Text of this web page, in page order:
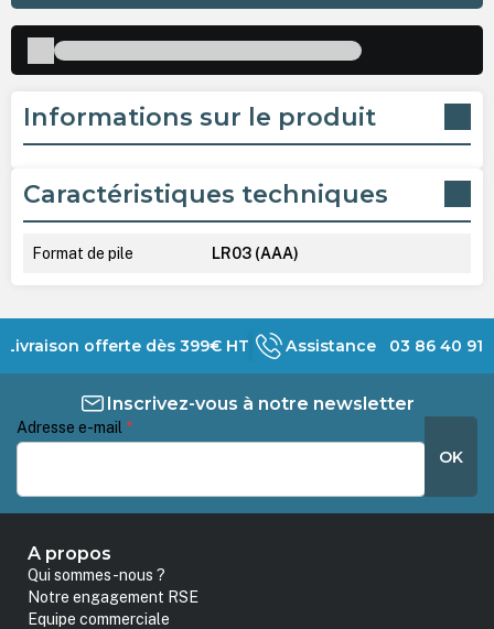
Informations sur le produit
Caractéristiques techniques
Format de pile LR03 (AAA)
Livraison offerte dès 399€ HT Assistance 03 86 40 91
Inscrivez-vous à notre newsletter
Adresse e-mail *
OK
A propos
Qui sommes-nous ?
Notre engagement RSE
Equipe commerciale